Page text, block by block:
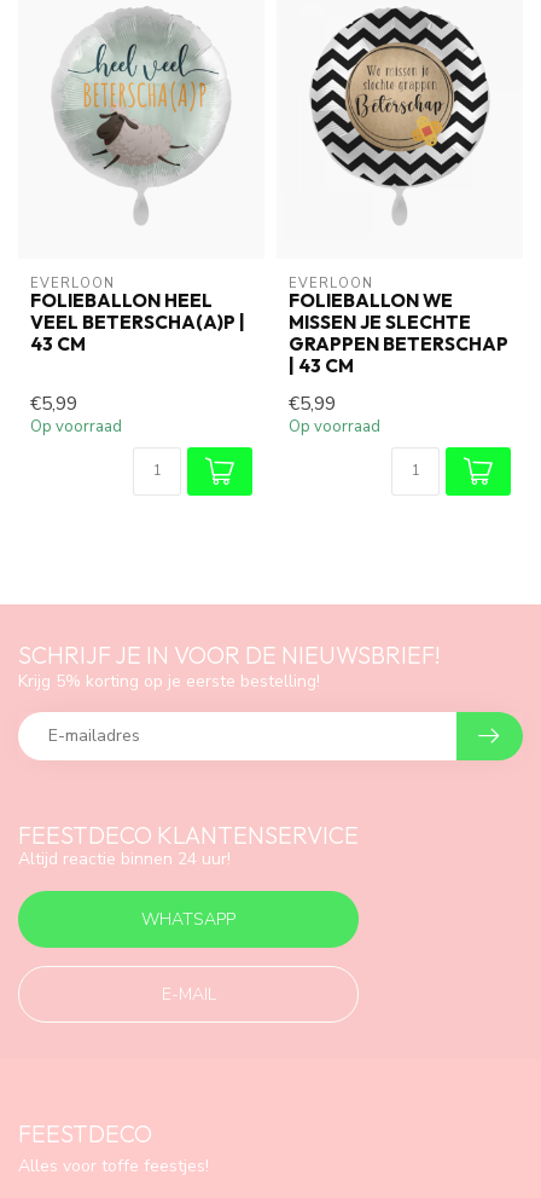
EVERLOON
FOLIEBALLON HEEL
VEEL BETERSCHA(A)P |
43 CM
€5,99
Op voorraad
EVERLOON
FOLIEBALLON WE
MISSEN JE SLECHTE
GRAPPEN BETERSCHAP
| 43 CM
€5,99
Op voorraad
FEESTDECO KLANTENSERVICE
Altijd reactie binnen 24 uur!
WHATSAPP
E-MAIL
SCHRIJF JE IN VOOR DE NIEUWSBRIEF!
Krijg 5% korting op je eerste bestelling!
FEESTDECO
Alles voor toffe feestjes!